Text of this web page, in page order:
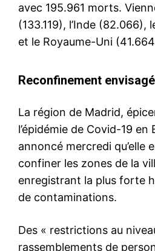
avec 195.961 morts.
(133.119), l’Inde (82.066),
et le Royaume-Uni
Reconfinement
La région de Madrid,
l’épidémie de Covid-19 en
annoncé mercredi qu’elle
confiner les zones de la
enregistrant la plus forte
de contaminations.
Des « restrictions au
rassemblements de